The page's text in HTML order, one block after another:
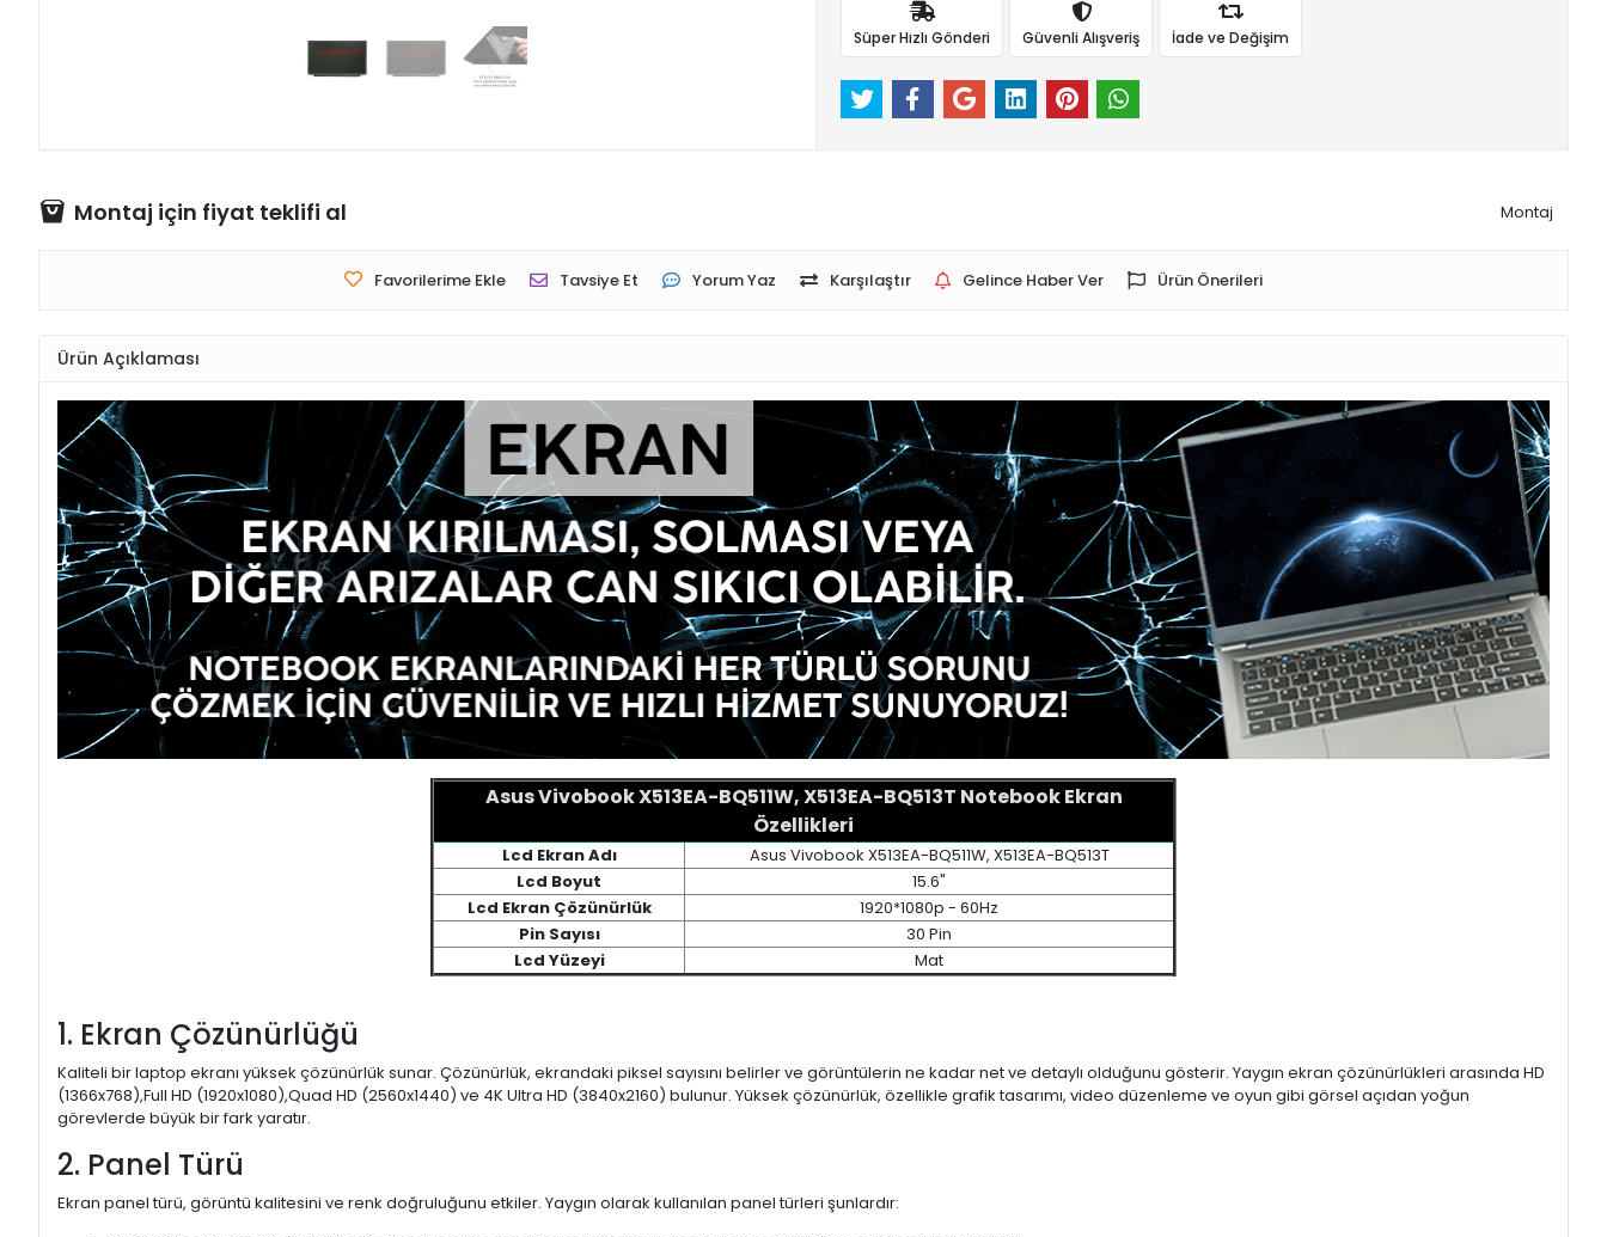
Süper Hızlı Gönderi Güvenli Alışveriş İade ve Değişim
Montaj için fiyat teklifi al Montaj
Favorilerime Ekle Tavsiye Et Yorum Yaz Karşılaştır Gelince Haber Ver Ürün Önerileri
Ürün Açıklaması
Asus Vivobook X513EA-BQ511W, X513EA-BQ513T Notebook Ekran
Özellikleri
Lcd Ekran Adı
Asus Vivobook X513EA-BQ511W, X513EA-BQ513T
Lcd Boyut
15.6"
Lcd Ekran Çözünürlük
1920*1080p - 60Hz
Pin Sayısı
30 Pin
Lcd Yüzeyi
Mat
1. Ekran Çözünürlüğü
Kaliteli bir laptop ekranı yüksek çözünürlük sunar. Çözünürlük, ekrandaki piksel sayısını belirler ve görüntülerin ne kadar net ve detaylı olduğunu gösterir. Yaygın ekran çözünürlükleri arasında HD
(1366x768),Full HD (1920x1080),Quad HD (2560x1440) ve 4K Ultra HD (3840x2160) bulunur. Yüksek çözünürlük, özellikle grafik tasarımı, video düzenleme ve oyun gibi görsel açıdan yoğun
görevlerde büyük bir fark yaratır.
2. Panel Türü
Ekran panel türü, görüntü kalitesini ve renk doğruluğunu etkiler. Yaygın olarak kullanılan panel türleri şunlardır: